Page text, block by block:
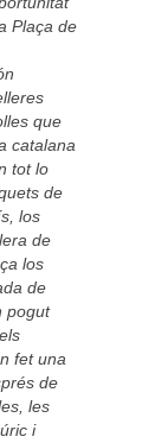
Plaça de
que
catalana
tot lo
de
los
de
los
de
pogut
fet una
de
les
i